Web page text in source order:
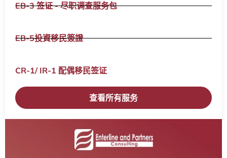
EB-3 签证 - 尽职调查服务包
EB-5投資移民簽證
CR-1/ IR-1 配偶移民签证​
查看所有服务